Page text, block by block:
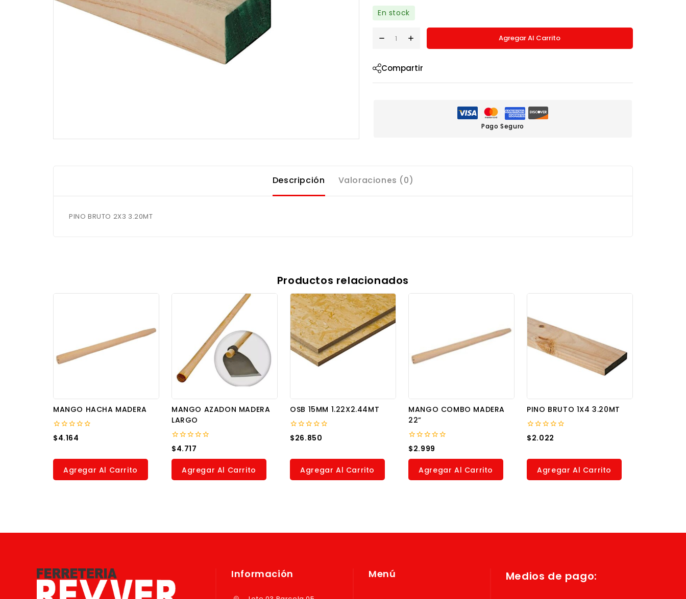
En stock
Agregar Al Carrito
Compartir
Pago Seguro
Descripción Valoraciones (0)
PINO BRUTO 2X3 3.20MT
Productos relacionados
MANGO HACHA MADERA
0
out
$4.164
Agregar Al Carrito
MANGO AZADON MADERA
LARGO
0
out
of
$4.717
Agregar Al Carrito
OSB 15MM 1.22X2.44MT
0
out
$26.850
Agregar Al Carrito
MANGO COMBO MADERA
22”
0
out
of
$2.999
Agregar Al Carrito
PINO BRUTO 1X4 3.20MT
0
out
$2.022
Agregar Al Carrito
Información Menú Medios de pago: